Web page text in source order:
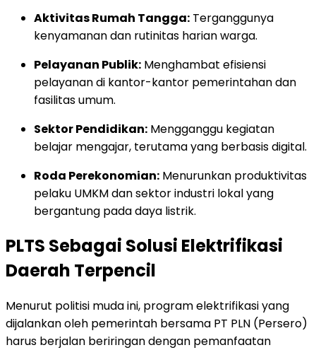
Aktivitas Rumah Tangga: Terganggunya
kenyamanan dan rutinitas harian warga.
Pelayanan Publik: Menghambat efisiensi
pelayanan di kantor-kantor pemerintahan dan
fasilitas umum.
Sektor Pendidikan: Mengganggu kegiatan
belajar mengajar, terutama yang berbasis digital.
Roda Perekonomian: Menurunkan produktivitas
pelaku UMKM dan sektor industri lokal yang
bergantung pada daya listrik.
PLTS Sebagai Solusi Elektrifikasi
Daerah Terpencil
Menurut politisi muda ini, program elektrifikasi yang
dijalankan oleh pemerintah bersama PT PLN (Persero)
harus berjalan beriringan dengan pemanfaatan